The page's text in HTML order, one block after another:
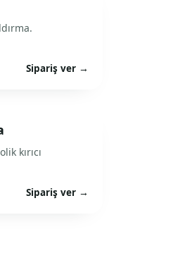
Sipariş ver →
kırıcı
Sipariş ver →